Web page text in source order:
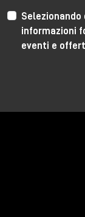
Le quattro
vero
layering
informazioni
eventi e